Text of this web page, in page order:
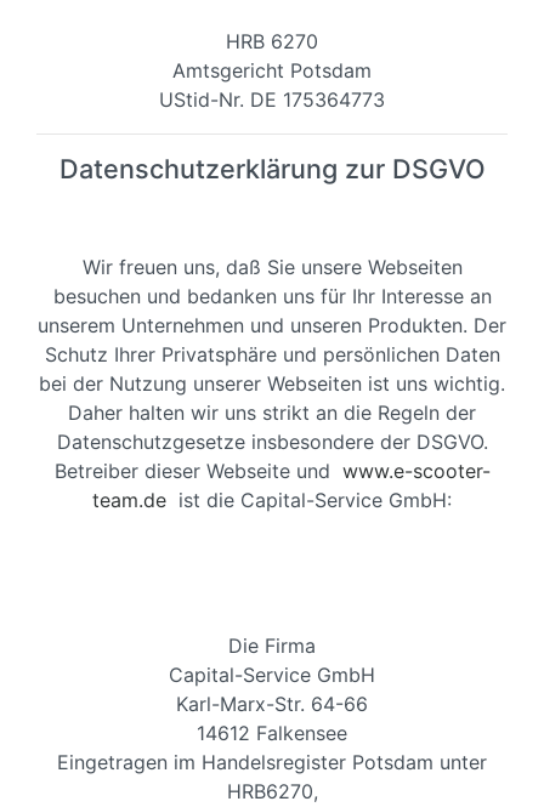
HRB 6270
Amtsgericht Potsdam
UStid-Nr. DE 175364773
Datenschutzerklärung zur DSGVO
Wir freuen uns, daß Sie unsere Webseiten
besuchen und bedanken uns für Ihr Interesse an
unserem Unternehmen und unseren Produkten. Der
Schutz Ihrer Privatsphäre und persönlichen Daten
bei der Nutzung unserer Webseiten ist uns wichtig.
Daher halten wir uns strikt an die Regeln der
Datenschutzgesetze insbesondere der DSGVO.
Betreiber dieser Webseite und www.e-scooter-
team.de ist die Capital-Service GmbH:
Die Firma
Capital-Service GmbH
Karl-Marx-Str. 64-66
14612 Falkensee
Eingetragen im Handelsregister Potsdam unter
HRB6270,